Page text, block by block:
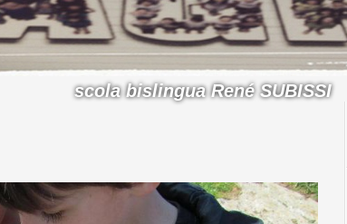
scola bislingua René SUBISSI